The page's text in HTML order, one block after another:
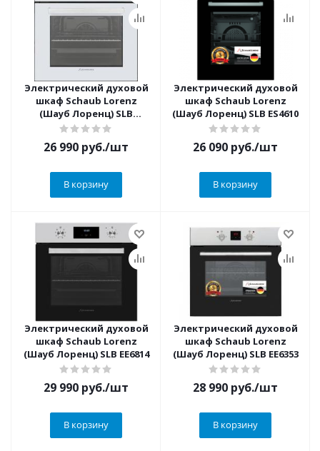
Электрический духовой
шкаф Schaub Lorenz
(Шауб Лоренц) SLB
EW6353
26 990 руб./шт
В корзину
Электрический духовой
шкаф Schaub Lorenz
(Шауб Лоренц) SLB ES4610
26 090 руб./шт
В корзину
Электрический духовой
шкаф Schaub Lorenz
(Шауб Лоренц) SLB EE6814
29 990 руб./шт
В корзину
Электрический духовой
шкаф Schaub Lorenz
(Шауб Лоренц) SLB EE6353
28 990 руб./шт
В корзину